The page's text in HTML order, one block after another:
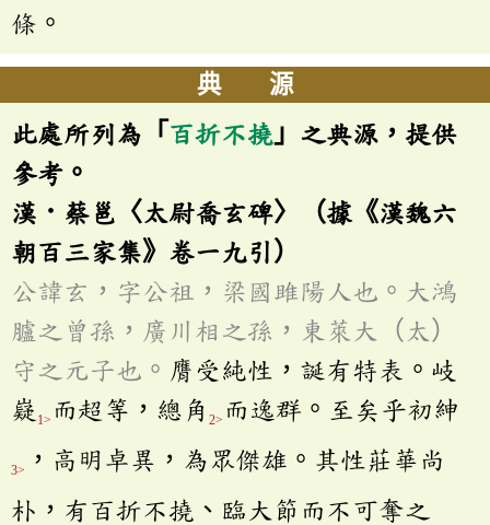
條。
典 源
此處所列為「 百折不撓 」之典源，提供
參考。
漢．蔡邕〈太尉喬玄碑〉（據《漢魏六
朝百三家集》卷一九引）
公諱玄，字公祖，梁國雎陽人也。大鴻
臚之曾孫，廣川相之孫，東萊大（太）
守之元子也。 膺受純性，誕有特表。岐
嶷 1> 而超等，總角 2> 而逸群。至矣乎初紳
3>
，高明卓異，為眾傑雄。其性莊華尚
朴，有百折不撓、臨大節而不可奪之